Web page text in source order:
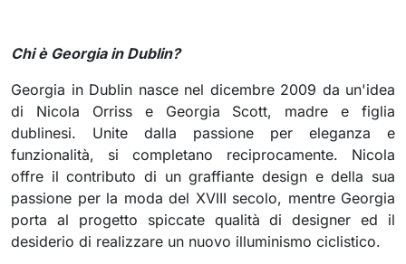
Chi è Georgia in Dublin?
Georgia in Dublin nasce nel dicembre 2009 da un'idea
di Nicola Orriss e Georgia Scott, madre e figlia
dublinesi. Unite dalla passione per eleganza e
funzionalità, si completano reciprocamente. Nicola
offre il contributo di un graffiante design e della sua
passione per la moda del XVIII secolo, mentre Georgia
porta al progetto spiccate qualità di designer ed il
desiderio di realizzare un nuovo illuminismo ciclistico.